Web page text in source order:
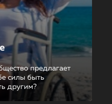
предлагает
силы быть
другим?